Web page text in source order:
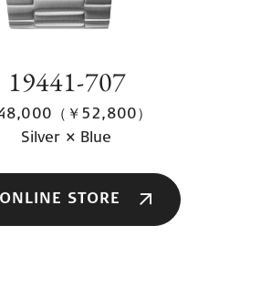
19441-707
（￥52,800）
Silver × Blue
ONLINE STORE